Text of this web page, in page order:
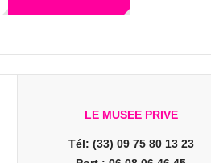
LE MUSEE PRIVE
Tél: (33) 09 75 80 13 23